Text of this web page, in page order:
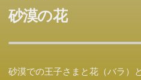
砂漠の花
砂漠での王子さまと花（バラ）